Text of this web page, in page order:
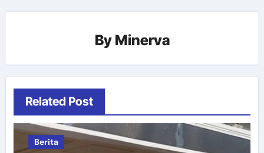
By Minerva
Related Post
Berita